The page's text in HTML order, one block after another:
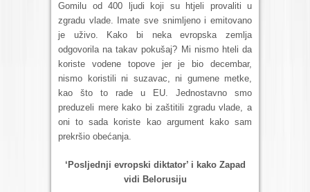
Gomilu od 400 ljudi koji su htjeli provaliti u
zgradu vlade. Imate sve snimljeno i emitovano
je uživo. Kako bi neka evropska zemlja
odgovorila na takav pokušaj? Mi nismo hteli da
koriste vodene topove jer je bio decembar,
nismo koristili ni suzavac, ni gumene metke,
kao što to rade u EU. Jednostavno smo
preduzeli mere kako bi zaštitili zgradu vlade, a
oni to sada koriste kao argument kako sam
prekršio obećanja.
‘Posljednji evropski diktator’ i kako Zapad
vidi Belorusiju